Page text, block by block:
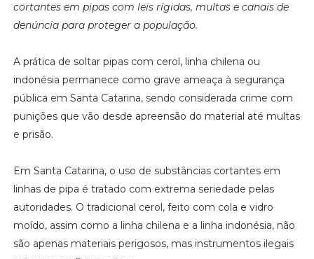
cortantes em pipas com leis rígidas, multas e canais de
denúncia para proteger a população.
A prática de soltar pipas com cerol, linha chilena ou
indonésia permanece como grave ameaça à segurança
pública em Santa Catarina, sendo considerada crime com
punições que vão desde apreensão do material até multas
e prisão.
Em Santa Catarina, o uso de substâncias cortantes em
linhas de pipa é tratado com extrema seriedade pelas
autoridades. O tradicional cerol, feito com cola e vidro
moído, assim como a linha chilena e a linha indonésia, não
são apenas materiais perigosos, mas instrumentos ilegais